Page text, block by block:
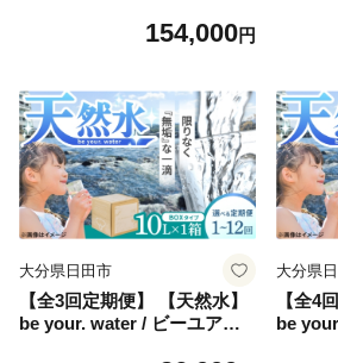
合同会社ウッドアート楽 [AR
154,000円
みず
大分県日田市
【全3回定期便】 【天然水】
be your. water / ビーユアウ
大分県
【全4
be